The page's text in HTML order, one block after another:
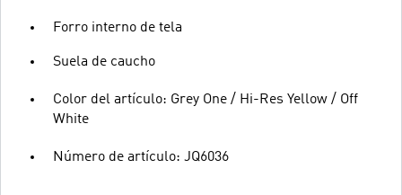
Forro interno de tela
Suela de caucho
Color del artículo: Grey One / Hi-Res Yellow / Off
White
Número de artículo: JQ6036